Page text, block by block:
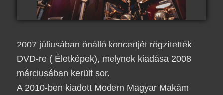
2007 júliusában önálló koncertjét rögzítették
DVD-re ( Életképek), melynek kiadása 2008
márciusában került sor.
A 2010-ben kiadott Modern Magyar Makám